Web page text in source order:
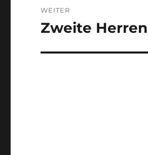
WEITER
Nächster
Zweite